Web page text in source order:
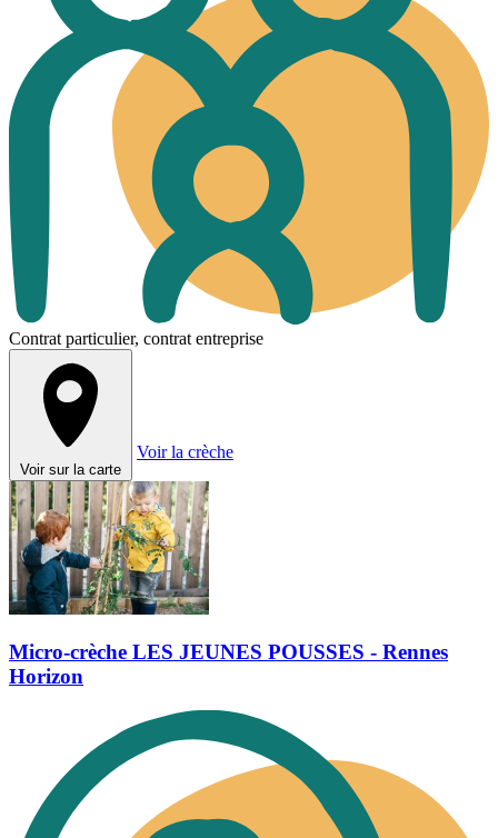
Contrat particulier, contrat entreprise
Voir sur la carte
Voir la crèche
Micro-crèche LES JEUNES POUSSES - Rennes
Horizon